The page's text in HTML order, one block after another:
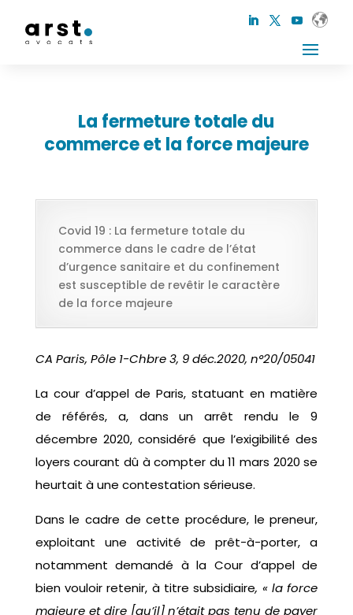
La fermeture totale du
commerce et la force majeure
Covid 19 : La fermeture totale du
commerce dans le cadre de l’état
d’urgence sanitaire et du confinement
est susceptible de revêtir le caractère
de la force majeure
CA Paris, Pôle 1-Chbre 3, 9 déc.2020, n°20/05041
La cour d’appel de Paris, statuant en matière
de référés, a, dans un arrêt rendu le 9
décembre 2020, considéré que l’exigibilité des
loyers courant dû à compter du 11 mars 2020 se
heurtait à une contestation sérieuse.
Dans le cadre de cette procédure, le preneur,
exploitant une activité de prêt-à-porter, a
notamment demandé à la Cour d’appel de
bien vouloir retenir, à titre subsidiaire, « la force
majeure et dire [qu’il] n’était pas tenu de payer